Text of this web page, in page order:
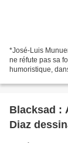
*José-Luis
ne réfute pas sa
humoristique,
Blacksad :
Diaz